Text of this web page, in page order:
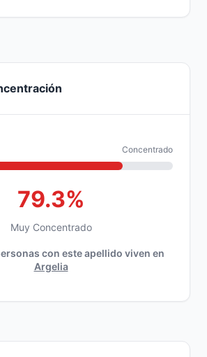
Concentrado
79.3%
Muy Concentrado
con este apellido viven en
Argelia